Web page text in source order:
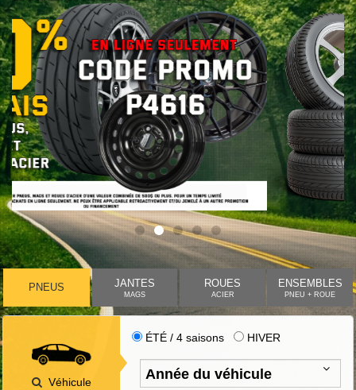
PNEUS JANTES
MAGS
ROUES
ACIER
ENSEMBLES
PNEU + ROUE
Véhicule
ÉTÉ / 4 saisons HIVER